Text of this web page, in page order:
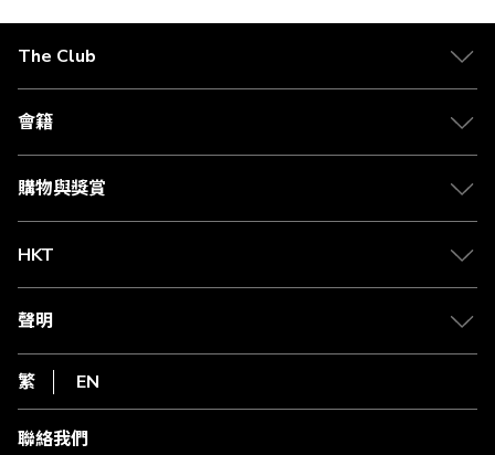
The Club
關於 The Club
合作夥伴
媒體中心
會籍
會籍及專屬禮遇
賺取積分
購物與獎賞
物流與配送
Club Shopping 商品領取站
常見問題
HKT
csl.
1010
HKT
聲明
私隱聲明
使用條款
條款及細則
不歧視及不騷擾聲明
繁 EN
聯絡我們